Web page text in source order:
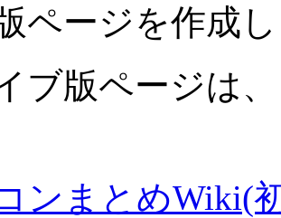
ページを作成
ブ版ページは
ンまとめWiki(